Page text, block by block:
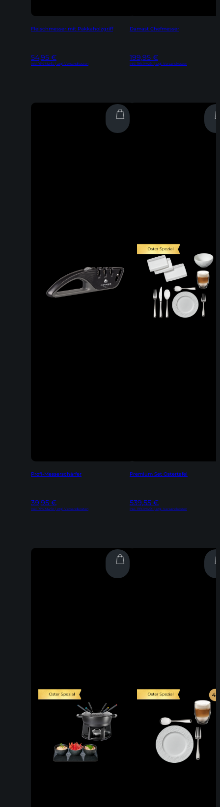
Fleischmesser mit Pakkaholzgriff
54,95 €
Inkl. 19% MwSt | zzgl. Versandkosten
Damast Chefmesser
199,95 €
Inkl. 19% MwSt | zzgl. Versandkosten
Profi-Messerschärfer
39,95 €
Inkl. 19% MwSt | zzgl. Versandkosten
Premium Set Ostertafel
539,55 €
Inkl. 19% MwSt | zzgl. Versandkosten